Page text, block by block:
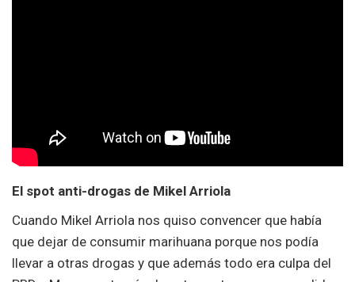
El spot anti-drogas de Mikel Arriola
Cuando Mikel Arriola nos quiso convencer que había
que dejar de consumir marihuana porque nos podía
llevar a otras drogas y que además todo era culpa del